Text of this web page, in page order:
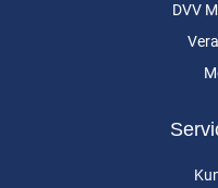
DVV